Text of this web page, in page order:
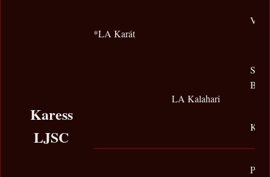
Karess
LJSC
*LA Karát
LA Kalahari